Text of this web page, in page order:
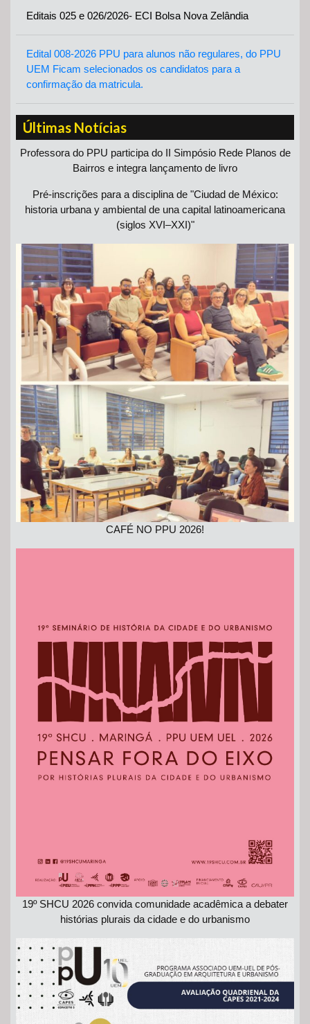
Editais 025 e 026/2026- ECI Bolsa Nova Zelândia
Edital 008-2026 PPU para alunos não regulares, do PPU
UEM Ficam selecionados os candidatos para a
confirmação da matricula.
Últimas Notícias
Professora do PPU participa do II Simpósio Rede Planos de
Bairros e integra lançamento de livro
Pré-inscrições para a disciplina de "Ciudad de México:
historia urbana y ambiental de una capital latinoamericana
(siglos XVI–XXI)"
CAFÉ NO PPU 2026!
19º SHCU 2026 convida comunidade acadêmica a debater
histórias plurais da cidade e do urbanismo